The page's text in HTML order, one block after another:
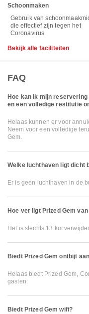
Schoonmaken
Gebruik van
die effectief zijn tegen het
Coronavirus
Bekijk alle faciliteiten
FAQ
Hoe kan ik mijn
en een volledige restitutie
Helaas kunnen er voor
Neem voor een volledige
Gem.
Welke luchthaven ligt dicht
Er is geen luchthaven in de
Hoe ver ligt Prized Gem
Het is slechts 13 km
Biedt Prized Gem ontbijt
Helaas biedt Prized Gem,
gasten.
Biedt Prized Gem wifi?